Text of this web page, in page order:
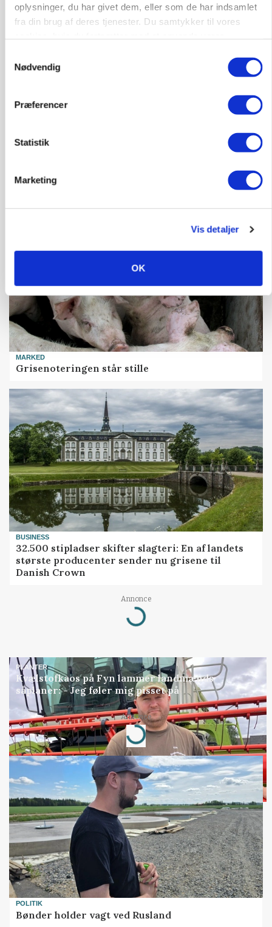
oplysninger, du har givet dem, eller som de har indsamlet
fra din brug af deres tjenester. Du samtykker til vores
Nødvendig
Præferencer
Statistik
Marketing
Vis detaljer
OK
Danish Crown slår igen i noteringsstrid: Tysk
gab er 3 kroner – ikke 4,30
MARKED
Grisenoteringen står stille
BUSINESS
32.500 stipladser skifter slagteri: En af landets
største producenter sender nu grisene til
Danish Crown
Annonce
Loading...
PLANTER
Kvælstofkaos på Fyn lammer landmænds
såplaner: - Jeg føler mig pisset på
Annonce
Loading...
POLITIK
Bønder holder vagt ved Rusland